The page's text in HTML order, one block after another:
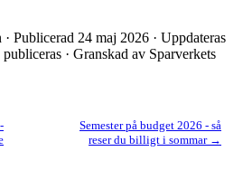
· Publicerad 24 maj 2026 · Uppdateras
· Granskad av Sparverkets
Semester på budget 2026 - så
reser du billigt i sommar→